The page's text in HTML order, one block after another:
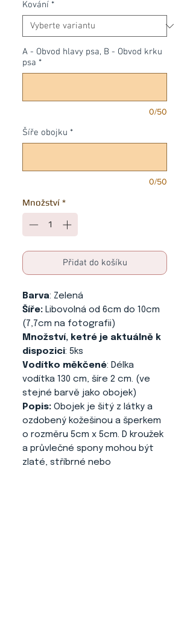
Kování *
A - Obvod hlavy psa, B - Obvod krku
psa *
0/50
Šíře obojku *
0/50
Množství *
Přidat do košíku
Barva: Zelená
Šíře: Libovolná od 6cm do 10cm
(7,7cm na fotografii)
Množství, ketré je aktuálně k
dispozici: 5ks
Vodítko měkčené: Délka
vodítka 130 cm, šíre 2 cm. (ve
stejné barvě jako obojek)
Popis: Obojek je šitý z látky a
ozdobený kožešinou a šperkem
o rozměru 5cm x 5cm. D kroužek
a průvlečné spony mohou být
zlaté, stříbrné nebo